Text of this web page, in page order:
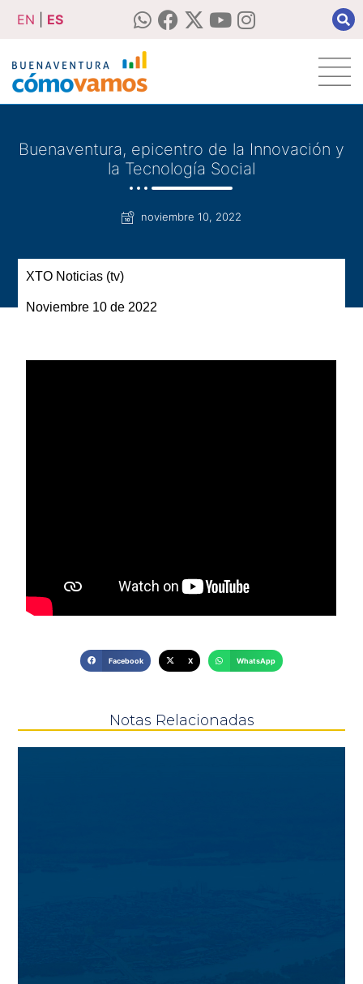
EN ES
Buenaventura, epicentro de la Innovación y
la Tecnología Social
noviembre 10, 2022
XTO Noticias (tv)
Noviembre 10 de 2022
Facebook X WhatsApp
Notas Relacionadas